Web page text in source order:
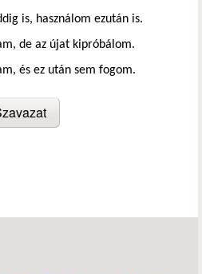
is, használom ezután is.
de az újat kipróbálom.
és ez után sem fogom.